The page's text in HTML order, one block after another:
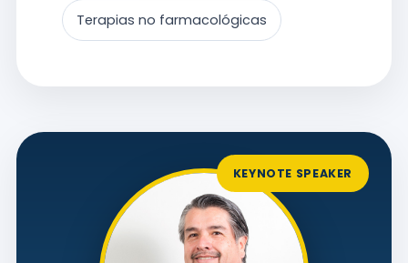
Terapias no farmacológicas
KEYNOTE SPEAKER